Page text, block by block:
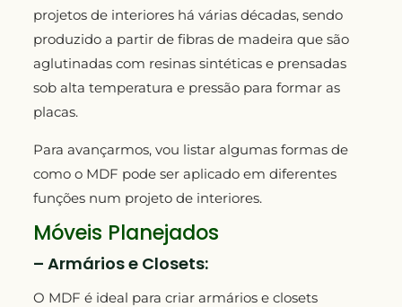
projetos de interiores há várias décadas, sendo
produzido a partir de fibras de madeira que são
aglutinadas com resinas sintéticas e prensadas
sob alta temperatura e pressão para formar as
placas.
Para avançarmos, vou listar algumas formas de
como o MDF pode ser aplicado em diferentes
funções num projeto de interiores.
Móveis Planejados
– Armários e Closets:
O MDF é ideal para criar armários e closets